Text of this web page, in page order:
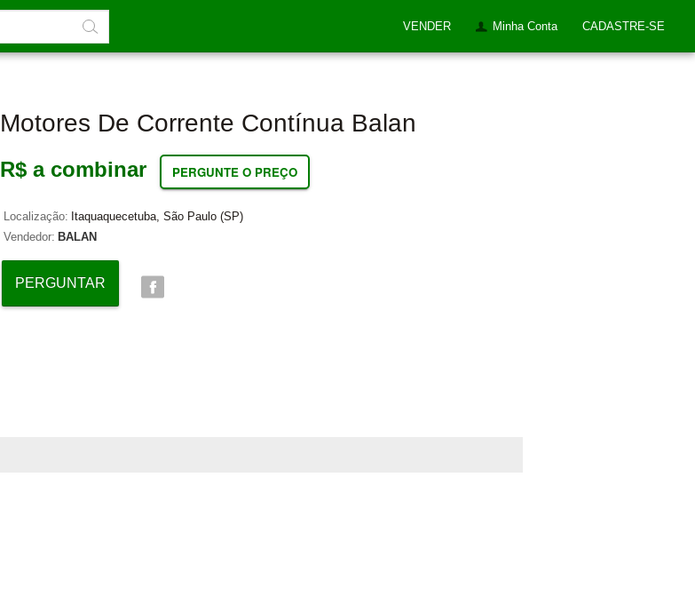
VENDER Minha Conta CADASTRE-SE
Motores De Corrente Contínua Balan
R$ a combinar PERGUNTE O PREÇO
Localização: Itaquaquecetuba, São Paulo (SP)
Vendedor: BALAN
PERGUNTAR